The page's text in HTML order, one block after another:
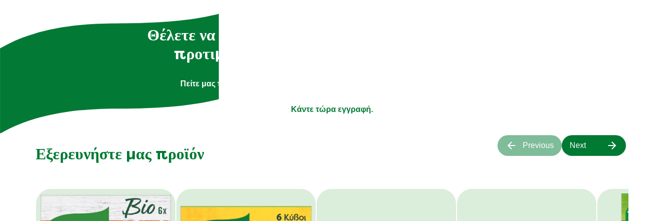
Θέλετε να λαμβάνετε συνταγές που να ταιριάζουν στις
προτιμήσεις σας και νέα για τα προϊόντα μας;
Πείτε μας τι απολαμβάνετε να μαγειρεύετε και τα υπόλοιπα αφήστε τα πάνω μας.
Κάντε τώρα εγγραφή.
Εξερευνήστε μας προϊόν
Previous Next